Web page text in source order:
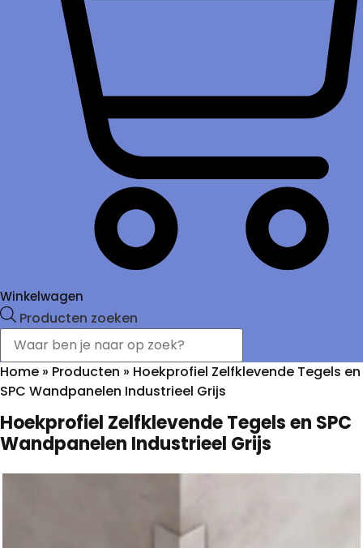
Winkelwagen
Producten zoeken
Home » Producten » Hoekprofiel Zelfklevende Tegels en
SPC Wandpanelen Industrieel Grijs
Hoekprofiel Zelfklevende Tegels en SPC
Wandpanelen Industrieel Grijs